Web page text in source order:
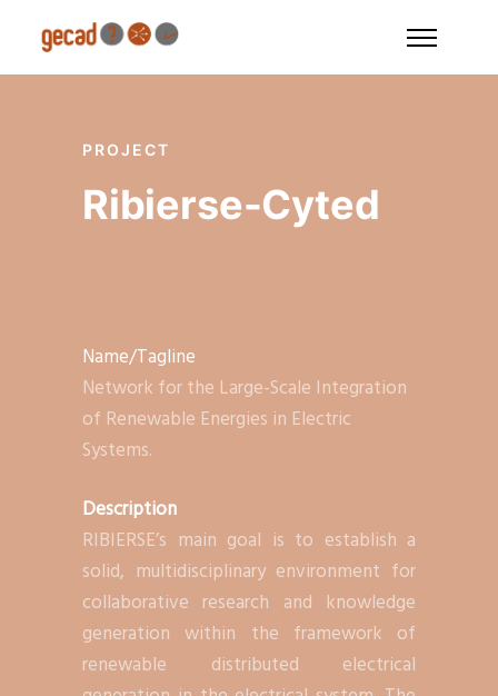
PROJECT
Ribierse-Cyted
Name/Tagline
Network for the Large-Scale Integration
of Renewable Energies in Electric
Systems.
Description
RIBIERSE’s main goal is to establish a
solid, multidisciplinary environment for
collaborative research and knowledge
generation within the framework of
renewable distributed electrical